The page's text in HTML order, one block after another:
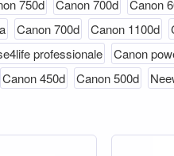
750d Canon 700d
Canon
Canon 700d Canon 1100d
professionale
Canon
Canon 450d Canon 500d